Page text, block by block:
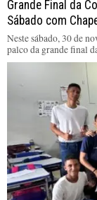
Grande Final da
Sábado com
Neste sábado, 30 de
palco da grande final